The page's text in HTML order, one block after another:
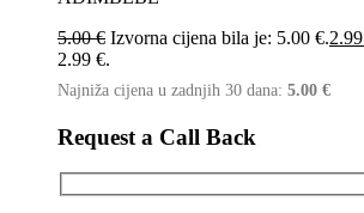
5.00€ Izvorna cijena bila je: 5.00 €.2.99
2.99 €.
Najniža cijena u zadnjih 30 dana: 5.00 €
Request a Call Back